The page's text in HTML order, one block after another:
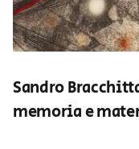
Sandro
memoria e